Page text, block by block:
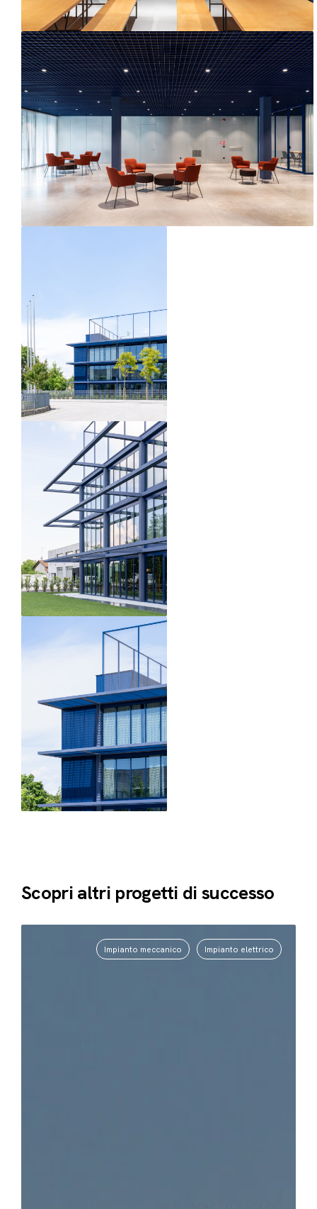
Scopri altri progetti di successo
Impianto meccanico Impianto elettrico